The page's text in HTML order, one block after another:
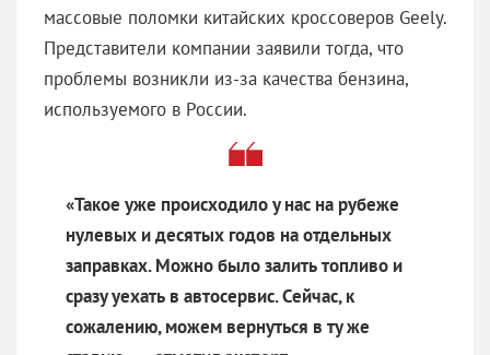
массовые поломки китайских кроссоверов Geely.
Представители компании заявили тогда, что
проблемы возникли из-за качества бензина,
используемого в России.
«Такое уже происходило у нас на рубеже
нулевых и десятых годов на отдельных
заправках. Можно было залить топливо и
сразу уехать в автосервис. Сейчас, к
сожалению, можем вернуться в ту же